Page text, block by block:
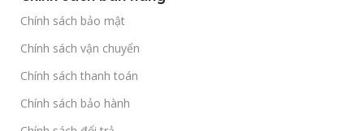
Chính sách bảo mật
Chính sách vận chuyển
Chính sách thanh toán
Chính sách bảo hành